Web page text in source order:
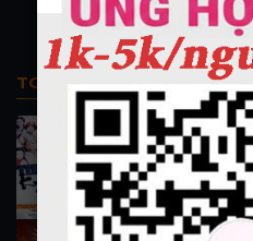
TOP PHIM BỘ
Thi Công Kỳ Án 1997
施公奇案 1997
90K lượt xem